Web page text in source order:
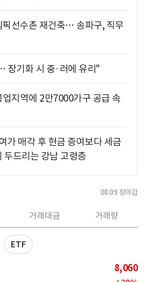
픽선수촌 재건축… 송파구, 직무
장기화 시 중·러에 유리"
지역에 2만7000가구 공급 속
가 매각 후 현금 증여보다 세금
드리는 강남 고령층
08.09 장마감
거래대금 거래량
ETF
8,060